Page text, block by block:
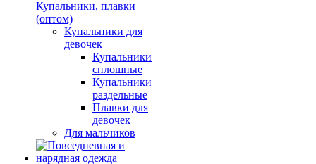
Купальники, плавки
(оптом)
Купальники для
девочек
Купальники
сплошные
Купальники
раздельные
Плавки для
девочек
Для мальчиков